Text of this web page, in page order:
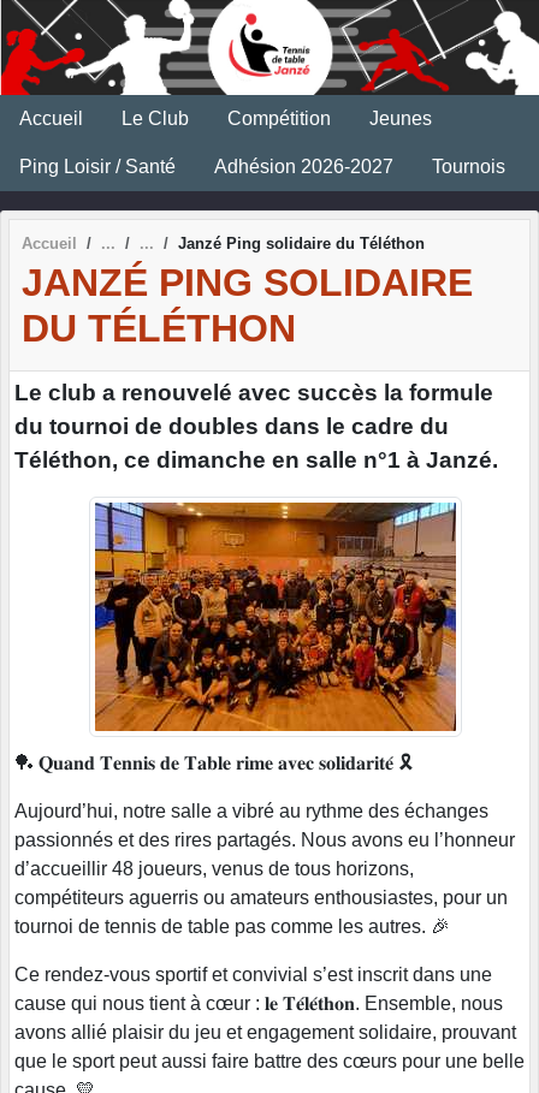
Accueil Le Club Compétition Jeunes
Ping Loisir / Santé Adhésion 2026-2027 Tournois
Accueil Janzé Ping solidaire du Téléthon
JANZÉ PING SOLIDAIRE
DU TÉLÉTHON
Le club a renouvelé avec succès la formule
du tournoi de doubles dans le cadre du
Téléthon, ce dimanche en salle n°1 à Janzé.
🏓 𝐐𝐮𝐚𝐧𝐝 𝐓𝐞𝐧𝐧𝐢𝐬 𝐝𝐞 𝐓𝐚𝐛𝐥𝐞 𝐫𝐢𝐦𝐞 𝐚𝐯𝐞𝐜 𝐬𝐨𝐥𝐢𝐝𝐚𝐫𝐢𝐭𝐞́ 🎗️
Aujourd’hui, notre salle a vibré au rythme des échanges
passionnés et des rires partagés. Nous avons eu l’honneur
d’accueillir 48 joueurs, venus de tous horizons,
compétiteurs aguerris ou amateurs enthousiastes, pour un
tournoi de tennis de table pas comme les autres. 🎉
Ce rendez-vous sportif et convivial s’est inscrit dans une
cause qui nous tient à cœur : 𝐥𝐞 𝐓𝐞́𝐥𝐞́𝐭𝐡𝐨𝐧. Ensemble, nous
avons allié plaisir du jeu et engagement solidaire, prouvant
que le sport peut aussi faire battre des cœurs pour une belle
Panneau de gestion des cookies